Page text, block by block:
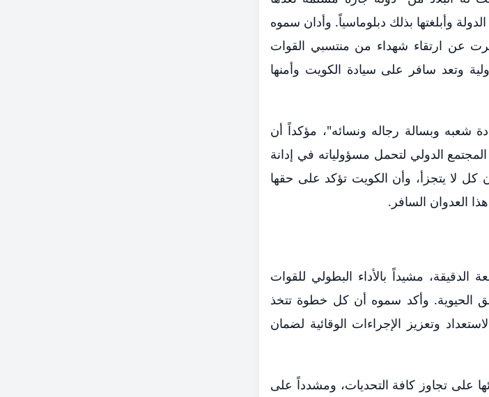
وأبلغتها بذلك دبلوماسياً. وأدان سموه
عن ارتقاء شهداء من منتسبي القوات
وتعد سافر على سيادة الكويت وأمنها
شعبه وبسالة رجاله ونسائه"، مؤكداً أن
الدولي لتحمل مسؤولياته في إدانة
لا يتجزأ، وأن الكويت تؤكد على حقها
العدوان السافر.
مشيداً بالأداء البطولي للقوات
الحيوية. وأكد سموه أن كل خطوة تتخذ
وتعزيز الإجراءات الوقائية لضمان
على تجاوز كافة التحديات، ومشدداً على